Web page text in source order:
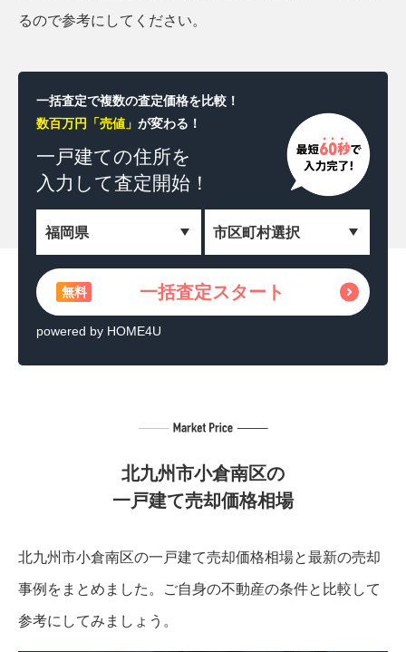
無料 一括査定スタート
＼相続した土地を収益化！／
無料 土地活用の方法を見る
powered by HOME4U
るので参考にしてください。
一括査定で複数の査定価格を比較！
数百万円「売値」 が変わる！
一戸建ての住所を
入力して査定開始！
無料 一括査定スタート
powered by HOME4U
北九州市小倉南区の
一戸建て売却価格相場
北九州市小倉南区の一戸建て売却価格相場と最新の売却
事例をまとめました。 ご自身の不動産の条件と比較して
参考にしてみましょう。